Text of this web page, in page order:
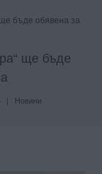
бъде обявена за
ще бъде
Новини